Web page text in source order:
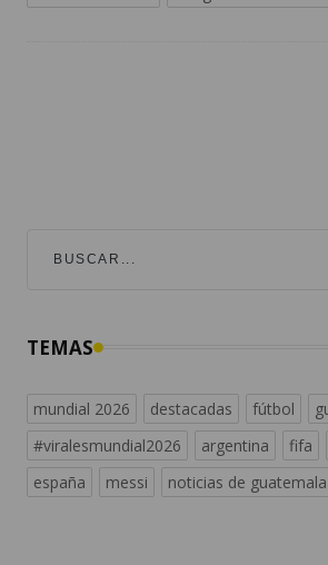
mundial 2026
españa
messi noticias de guatemala